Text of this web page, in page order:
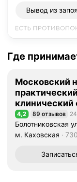
Вывод из запоя
Где
Московский
Рейтинг 4,2 из 5
4,2 89 отзывов
Болотниковская
Метро м.
м. Каховская